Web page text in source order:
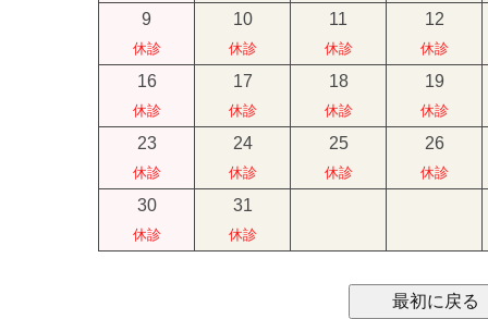
9
休診
10
休診
11
休診
12
休診
16
休診
17
休診
18
休診
19
休診
23
休診
24
休診
25
休診
26
休診
30
休診
31
休診